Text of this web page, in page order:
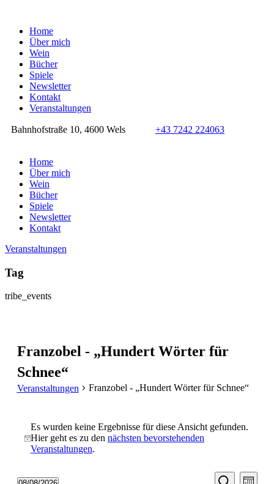
Home
Über mich
Wein
Bücher
Spiele
Newsletter
Kontakt
Veranstaltungen
Bahnhofstraße 10, 4600 Wels +43 7242 224063
Home
Über mich
Wein
Bücher
Spiele
Newsletter
Kontakt
Veranstaltungen
Tag
tribe_events
Franzobel - „Hundert Wörter für
Schnee“
Veranstaltungen Franzobel - „Hundert Wörter für Schnee“
Hinweis
Es wurden keine Ergebnisse für diese Ansicht gefunden.
Hier geht es zu den nächsten bevorstehenden
Veranstaltungen.